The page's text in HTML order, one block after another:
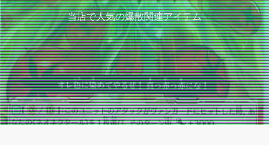
当店で人気の爆散関連アイテム